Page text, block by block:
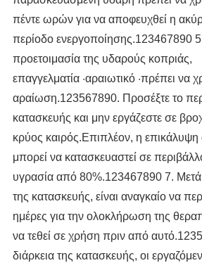
πέντε ωρών για να αποφευχθεί η
περίοδο ενεργοποίησης.123467890
προετοιμασία της υδαρούς κοπριάς,
επαγγελματία ·αραιωτικό ·πρέπει να
αραίωση.123567890. Προσέξτε το
κατασκευής και μην εργάζεστε σε
κρύος καιρός.Επιπλέον, η
μπορεί να κατασκευαστεί σε
υγρασία από 80%.123467890 7.
της κατασκευής, είναι αναγκαίο να
ημέρες για την ολοκλήρωση της
να τεθεί σε χρήση πριν από
διάρκεια της κατασκευής, οι